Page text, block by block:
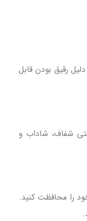
رقیق بودن قابل
شفاف، شاداب و
را محافظت کنید.